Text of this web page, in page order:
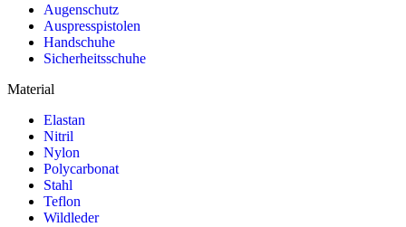
Augenschutz
Auspresspistolen
Handschuhe
Sicherheitsschuhe
Material
Elastan
Nitril
Nylon
Polycarbonat
Stahl
Teflon
Wildleder